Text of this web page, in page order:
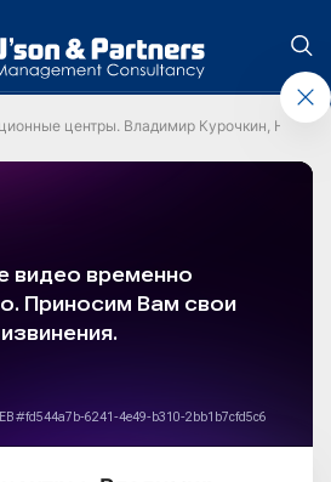
центры. Владимир Курочкин,